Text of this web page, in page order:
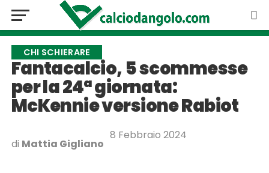
CHI SCHIERARE
Fantacalcio, 5 scommesse
per la 24ª giornata:
McKennie versione Rabiot
di Mattia Gigliano
8 Febbraio 2024